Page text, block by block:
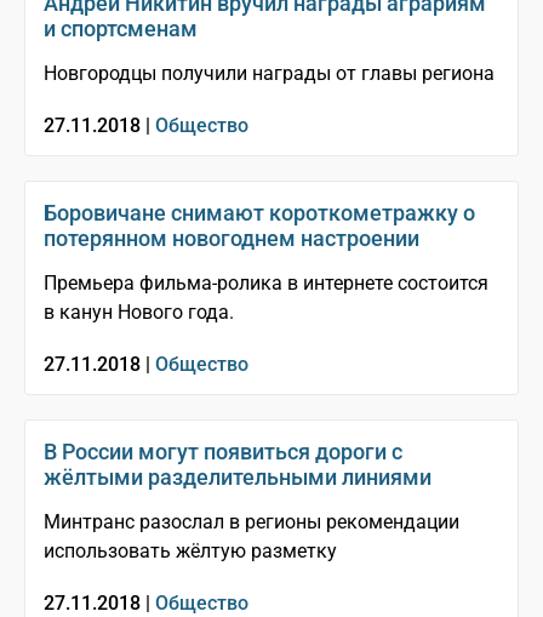
и спортсменам
Новгородцы получили награды от главы региона
27.11.2018 | Общество
Боровичане снимают короткометражку о
потерянном новогоднем настроении
Премьера фильма-ролика в интернете состоится
в канун Нового года.
27.11.2018 | Общество
В России могут появиться дороги с
жёлтыми разделительными линиями
Минтранс разослал в регионы рекомендации
использовать жёлтую разметку
27.11.2018 | Общество